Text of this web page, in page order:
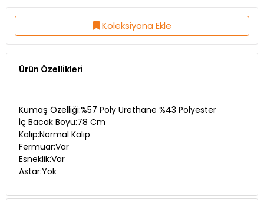
Koleksiyona Ekle
Ürün Özellikleri
İç Bacak Boyu:78 Cm
Kalıp:Normal Kalıp
Fermuar:Var
Esneklik:Var
Astar:Yok
Ürün Açıklaması